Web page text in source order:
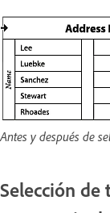
Antes y después de
Selección de